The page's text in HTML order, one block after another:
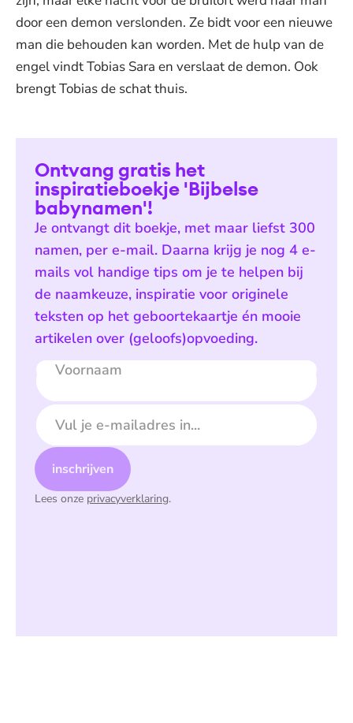
door een demon verslonden. Ze bidt voor een nieuwe
man die behouden kan worden. Met de hulp van de
engel vindt Tobias Sara en verslaat de demon. Ook
brengt Tobias de schat thuis.
Ontvang gratis het
inspiratieboekje 'Bijbelse
babynamen'!
Je ontvangt dit boekje, met maar liefst 300
namen, per e-mail. Daarna krijg je nog 4 e-
mails vol handige tips om je te helpen bij
de naamkeuze, inspiratie voor originele
teksten op het geboortekaartje én mooie
artikelen over (geloofs)opvoeding.
Voornaam
E-mailadres
inschrijven
Lees onze privacyverklaring.